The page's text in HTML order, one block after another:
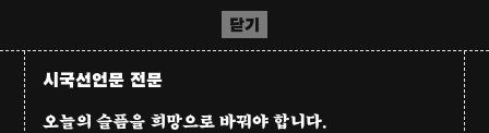
닫기
시국선언문 전문
오늘의 슬픔을 희망으로 바꿔야 합니다.